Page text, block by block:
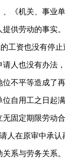
、《机关、事业
供劳动的事实
工资也没有停
人也没有办法
不平等造成了
自用工之日起
固定期限劳动
人在原审中承
系与劳务关系